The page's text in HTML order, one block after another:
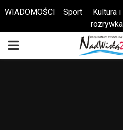
Otwórz pasek narzędzi
WIADOMOŚCI Sport
Kultura i
rozrywka
PRIMARY